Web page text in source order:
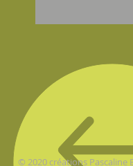
© 2020 créations Pascaline